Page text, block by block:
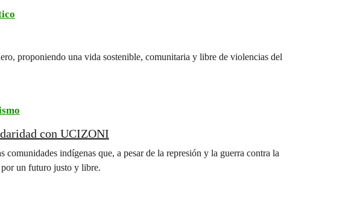
proponiendo una vida sostenible, comunitaria y libre de violencias del
con UCIZONI
indígenas que, a pesar de la represión y la guerra contra la
un futuro justo y libre.